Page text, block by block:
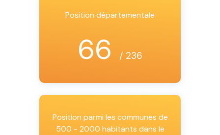
Position départementale
66 / 236
Position parmi les communes de
500 - 2000 habitants dans le